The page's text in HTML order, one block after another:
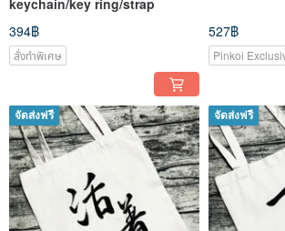
keychain/key ring/strap
394฿
สั่งทำพิเศษ
527฿
Pinkoi
จัดส่งฟรี จัดส่งฟรี